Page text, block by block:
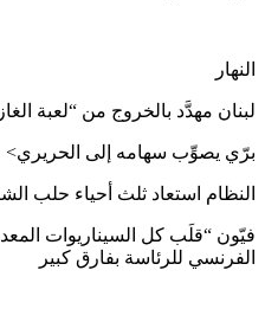
النهار
لبنان مهدَّد بالخروج من “لعبة
برّي يصوِّب سهامه إلى الحريري>
النظام استعاد ثلث أحياء حلب
فيّون “قلَب كل السيناريوات
الفرنسي للرئاسة بفارق كبير